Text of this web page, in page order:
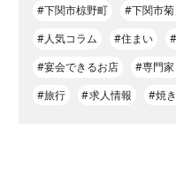
#下関市椋野町
#下関市
#人気コラム
#住まい
#宴会できるお店
#専門
#旅行
#求人情報 #焼